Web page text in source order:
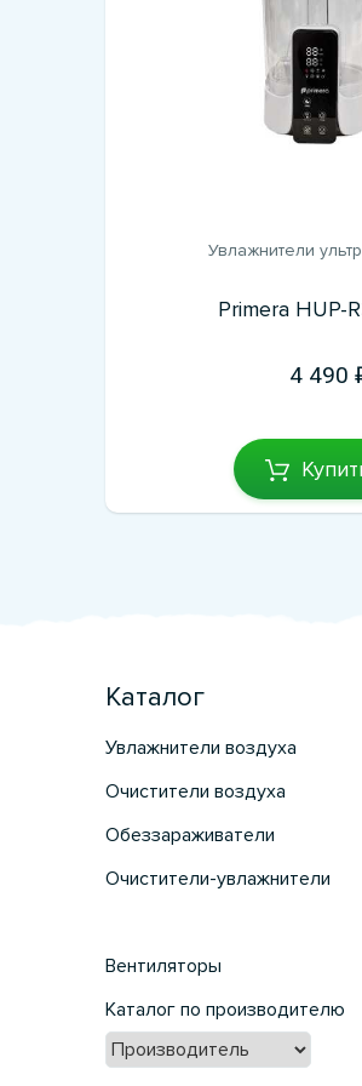
Увлажнители
Primera HUP-
4 490
Каталог
Увлажнители воздуха
Очистители воздуха
Обеззараживатели
Очистители-увлажнители
Вентиляторы
Каталог по производителю